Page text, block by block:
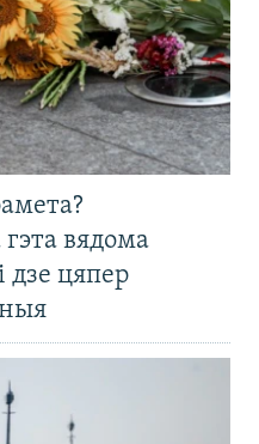
вядома
дзе цяпер